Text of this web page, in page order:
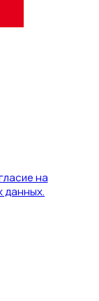
на
данных.